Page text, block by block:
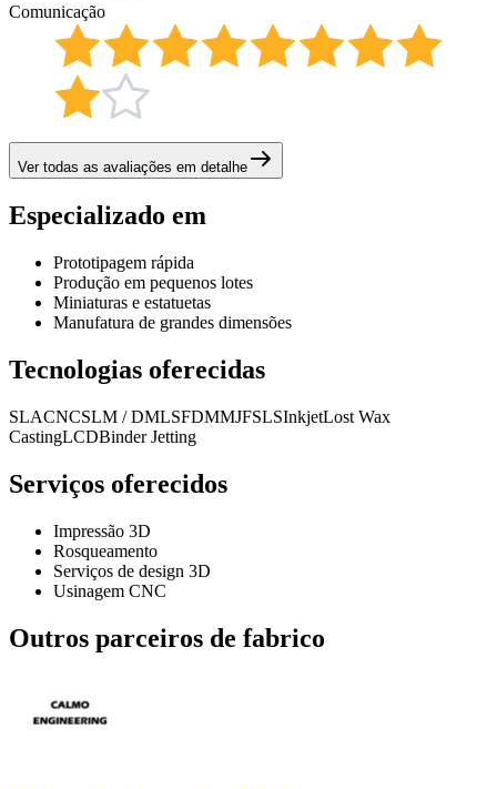
Comunicação
Ver todas as avaliações em detalhe
Especializado em
Prototipagem rápida
Produção em pequenos lotes
Miniaturas e estatuetas
Manufatura de grandes dimensões
Tecnologias oferecidas
SLACNCSLM / DMLSFDMMJFSLSInkjetLost Wax
CastingLCDBinder Jetting
Serviços oferecidos
Impressão 3D
Rosqueamento
Serviços de design 3D
Usinagem CNC
Outros parceiros de fabrico